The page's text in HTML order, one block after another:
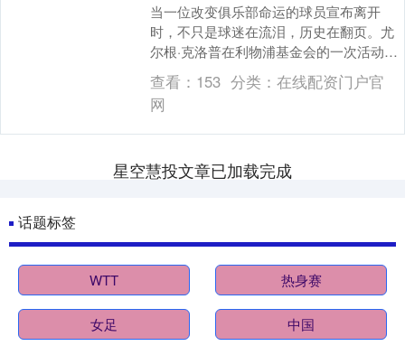
当一位改变俱乐部命运的球员宣布离开
时，不只是球迷在流泪，历史在翻页。尤
尔根·克洛普在利物浦基金会的一次活动
中，用一句“这是一部有着幸福结局的美丽
电影”为穆罕默德....
查看： 153 分类： 在线配资门户官
网
星空慧投文章已加载完成
话题标签
WTT 热身赛
女足 中国